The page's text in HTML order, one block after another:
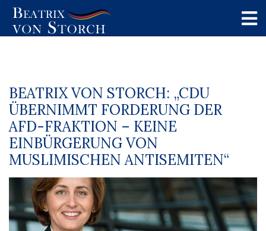
BEATRIX VON STORCH: „CDU
ÜBERNIMMT FORDERUNG DER
AFD-FRAKTION – KEINE
EINBÜRGERUNG VON
MUSLIMISCHEN ANTISEMITEN“